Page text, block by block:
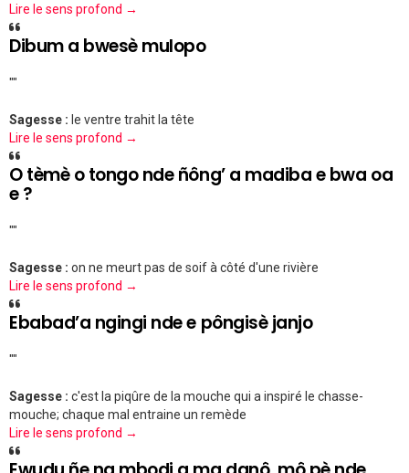
Lire le sens profond →
Dibum a bwesè mulopo
""
Sagesse : le ventre trahit la tête
Lire le sens profond →
O tèmè o tongo nde ñông’ a madiba e bwa oa
e ?
""
Sagesse : on ne meurt pas de soif à côté d'une rivière
Lire le sens profond →
Ebabad’a ngingi nde e pôngisè janjo
""
Sagesse : c'est la piqûre de la mouche qui a inspiré le chasse-
mouche; chaque mal entraine un remède
Lire le sens profond →